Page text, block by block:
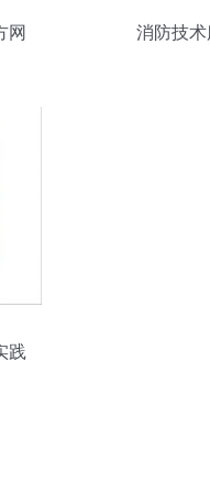
网
消防技
践